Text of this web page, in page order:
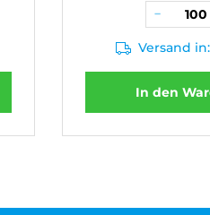
Versand
In den